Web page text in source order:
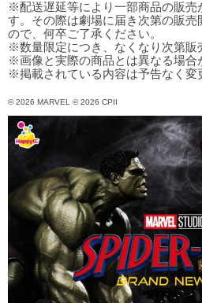
※配送遅延等により一部商品の販売
す。その際は劇場に届き次第の販
ので、何卒ご了承ください。
※数量限定につき、なくなり次第販
※画像と実際の商品とは異なる場合
※掲載されている内容は予告なく変
© 2026 MARVEL © 2026 CPII